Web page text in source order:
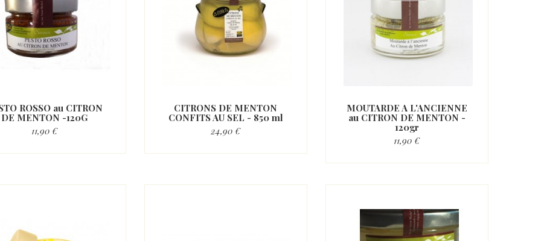
ROSSO au CITRON
DE MENTON -120G
11,90 €
CITRONS DE MENTON
CONFITS AU SEL - 850 ml
24,90 €
MOUTARDE A L'ANCIENNE
au CITRON DE MENTON -
120gr
11,90 €